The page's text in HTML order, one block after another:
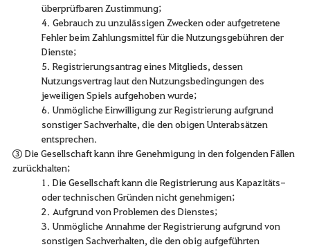
überprüfbaren Zustimmung;
4. Gebrauch zu unzulässigen Zwecken oder aufgetretene
Fehler beim Zahlungsmittel für die Nutzungsgebühren der
Dienste;
5. Registrierungsantrag eines Mitglieds, dessen
Nutzungsvertrag laut den Nutzungsbedingungen des
jeweiligen Spiels aufgehoben wurde;
6. Unmögliche Einwilligung zur Registrierung aufgrund
sonstiger Sachverhalte, die den obigen Unterabsätzen
entsprechen.
③ Die Gesellschaft kann ihre Genehmigung in den folgenden Fällen
zurückhalten;
1. Die Gesellschaft kann die Registrierung aus Kapazitäts-
oder technischen Gründen nicht genehmigen;
2. Aufgrund von Problemen des Dienstes;
3. Unmögliche Annahme der Registrierung aufgrund von
sonstigen Sachverhalten, die den obig aufgeführten